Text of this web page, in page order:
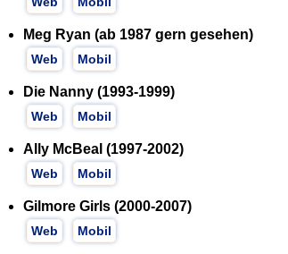
Meg Ryan (ab 1987 gern gesehen)
Web Mobil
Die Nanny (1993-1999)
Web Mobil
Ally McBeal (1997-2002)
Web Mobil
Gilmore Girls (2000-2007)
Web Mobil